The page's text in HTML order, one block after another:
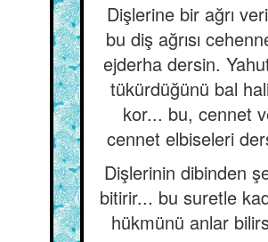
Dişlerine bir ağrı
bu diş ağrısı
ejderha dersin.
tükürdüğünü bal
kor... bu, cennet
cennet elbiseleri
Dişlerinin dibinden
bitirir... bu suretle
hükmünü anlar